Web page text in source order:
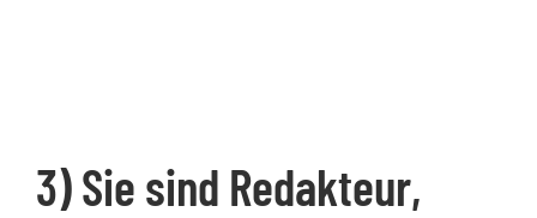
3) Sie sind Redakteur,